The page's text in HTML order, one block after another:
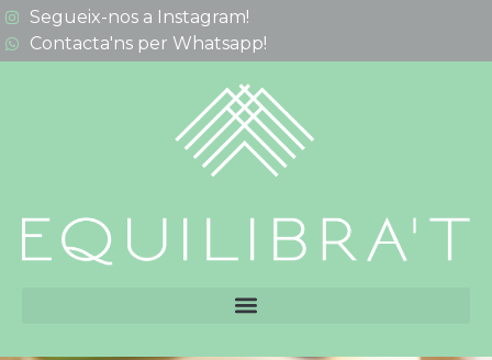
Segueix-nos a Instagram!
Contacta'ns per Whatsapp!